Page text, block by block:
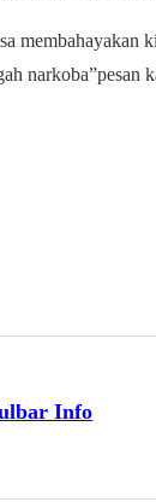
membahayakan
narkoba”pesan
Info